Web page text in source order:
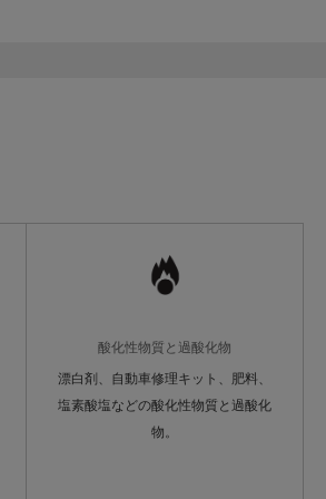
酸化性物質と過酸化物
漂白剤、自動車修理キット、肥料、
塩素酸塩などの酸化性物質と過酸化
物。